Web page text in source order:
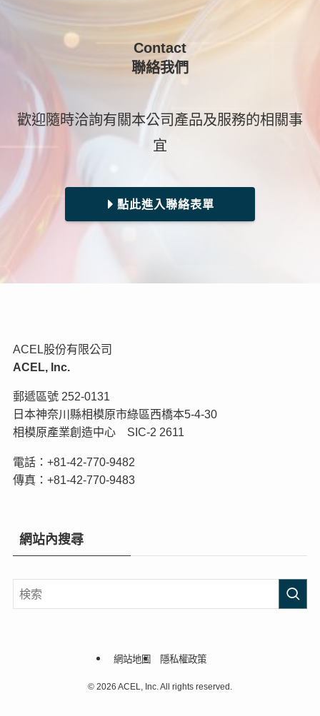
Contact
聯絡我們
歡迎隨時洽詢有關本公司產品及服務的相關事
宜
點此進入聯絡表單
ACEL股份有限公司
ACEL, Inc.
郵遞區號 252-0131
日本神奈川縣相模原市綠區西橋本5-4-30
相模原產業創造中心 SIC-2 2611
電話：+81-42-770-9482
傳真：+81-42-770-9483
網站內搜尋
網站地圖 隱私權政策
© 2026 ACEL, Inc. All rights reserved.